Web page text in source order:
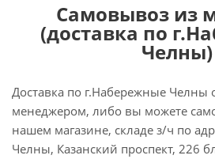
Самовывоз из
(доставка по
Челны)
Доставка по г.Набережные Челны
менеджером, либо вы можете
нашем магазине, складе з/ч по
Челны, Казанский проспект, 226